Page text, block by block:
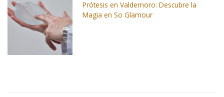
Prótesis en Valdemoro: Descubre la
Magia en So Glamour